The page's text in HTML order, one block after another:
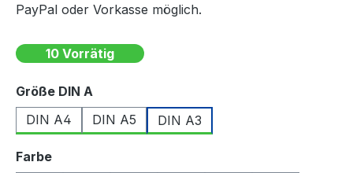
PayPal oder Vorkasse möglich.
10 Vorrätig
Größe DIN A
DIN A4
DIN A5 DIN A3
Farbeauswählen